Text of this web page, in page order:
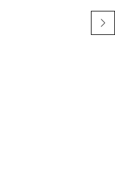
to ensure a perfect fit
the SAE bend radius,
of applications.
tensile steel wire
rubber layer. The